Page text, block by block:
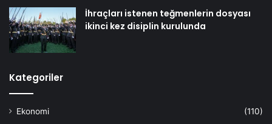
İhraçları istenen teğmenlerin dosyası
ikinci kez disiplin kurulunda
Kategoriler
Ekonomi
(110)